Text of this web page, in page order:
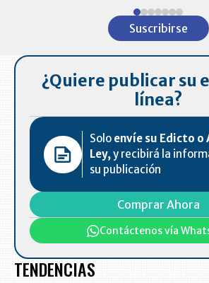
Suscribirse
¿Quiere publicar su
línea?
Solo envíe su Edicto o
Ley,y recibirá la
su publicación
Comprar Ahora
Contáctenos vía
TENDENCIAS